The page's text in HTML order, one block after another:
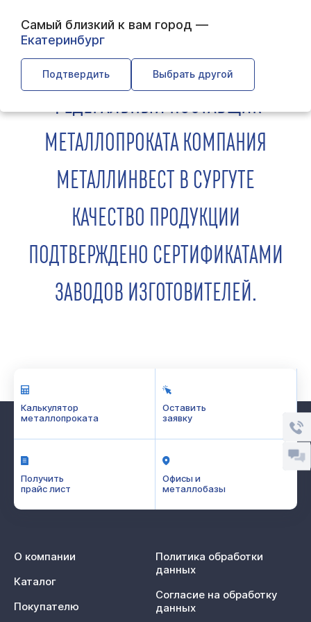
Самый близкий к вам город —
Екатеринбург
Подтвердить Выбрать другой
МЕТАЛЛОПРОКАТА КОМПАНИЯ
МЕТАЛЛИНВЕСТ В СУРГУТЕ
КАЧЕСТВО ПРОДУКЦИИ
ПОДТВЕРЖДЕНО СЕРТИФИКАТАМИ
ЗАВОДОВ ИЗГОТОВИТЕЛЕЙ.
Калькулятор
металлопроката
Оставить
заявку
Получить
прайс лист
Офисы и
металлобазы
О компании
Каталог
Покупателю
Политика обработки
данных
Согласие на обработку
данных